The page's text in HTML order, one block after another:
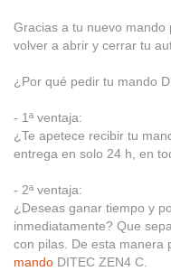
Gracias a tu nuevo mando
volver a abrir y cerrar tu
¿Por qué pedir tu mando
- 1ª ventaja:
¿Te apetece recibir tu
entrega en solo 24 h, en
- 2ª ventaja:
¿Deseas ganar tiempo y
inmediatamente? Que
con pilas. De esta manera
mando DITEC ZEN4 C.